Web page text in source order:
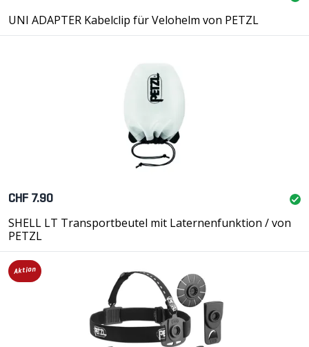
UNI ADAPTER Kabelclip für Velohelm von PETZL
CHF 7.90
SHELL LT Transportbeutel mit Laternenfunktion / von
PETZL
Aktion